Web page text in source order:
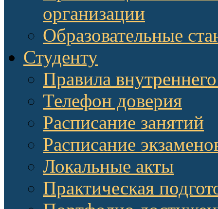
организации
Образовательные
Студенту
Правила
Телефон доверия
Расписание занятий
Расписание
Локальные акты
Практическая